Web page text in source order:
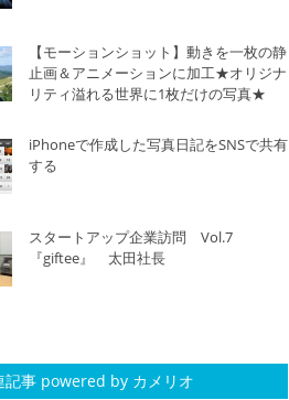
【モーションショット】動きを一枚の静
止画＆アニメーションに加工★オリジナ
リティ溢れる世界に1枚だけの写真★
iPhoneで作成した写真日記をSNSで共有
する
スタートアップ企業訪問 Vol.7
『giftee』 太田社長
記事 powered by カメリオ